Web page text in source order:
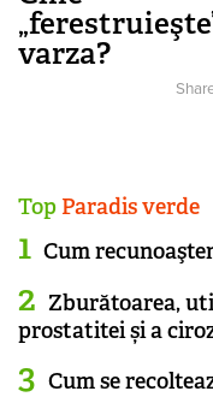
varza?
Top Paradis verde
Cum
Zburătoarea,
prostatitei și a
Cum se